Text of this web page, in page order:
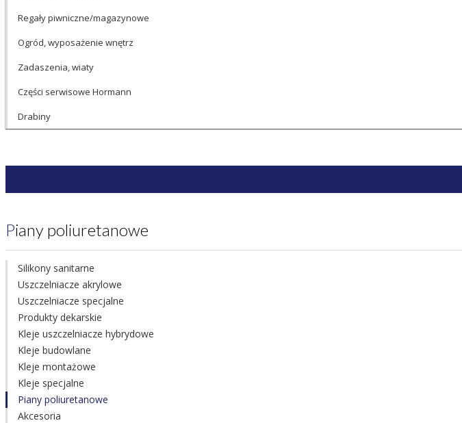
Regały piwniczne/magazynowe
Ogród, wyposażenie wnętrz
Zadaszenia, wiaty
Części serwisowe Hormann
Drabiny
Piany poliuretanowe
Silikony sanitarne
Uszczelniacze akrylowe
Uszczelniacze specjalne
Produkty dekarskie
Kleje uszczelniacze hybrydowe
Kleje budowlane
Kleje montażowe
Kleje specjalne
Piany poliuretanowe
Akcesoria